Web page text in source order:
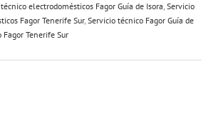
electrodomésticos Fagor Guía de Isora, Servicio
Fagor Tenerife Sur, Servicio técnico Fagor Guía de
Tenerife Sur